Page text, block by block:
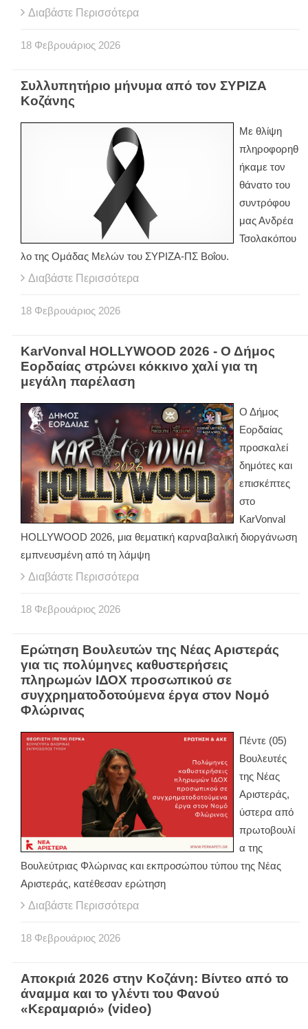
Διαβάστε Περισσότερα
18 Φεβρουάριος 2026
Συλλυπητήριο μήνυμα από τον ΣΥΡΙΖΑ
Κοζάνης
Με θλίψη
πληροφορηθ
ήκαμε τον
θάνατο του
συντρόφου
μας Ανδρέα
Τσολακόπου
λο της Ομάδας Μελών του ΣΥΡΙΖΑ-ΠΣ Βοΐου.
Διαβάστε Περισσότερα
18 Φεβρουάριος 2026
KarVonval HOLLYWOOD 2026 - Ο Δήμος
Εορδαίας στρώνει κόκκινο χαλί για τη
μεγάλη παρέλαση
Ο Δήμος
Εορδαίας
προσκαλεί
δημότες και
επισκέπτες
στο
KarVonval
HOLLYWOOD 2026, μια θεματική καρναβαλική διοργάνωση
εμπνευσμένη από τη λάμψη
Διαβάστε Περισσότερα
18 Φεβρουάριος 2026
Ερώτηση Βουλευτών της Νέας Αριστεράς
για τις πολύμηνες καθυστερήσεις
πληρωμών ΙΔΟΧ προσωπικού σε
συγχρηματοδοτούμενα έργα στον Νομό
Φλώρινας
Πέντε (05)
Βουλευτές
της Νέας
Αριστεράς,
ύστερα από
πρωτοβουλί
α της
Βουλεύτριας Φλώρινας και εκπροσώπου τύπου της Νέας
Αριστεράς, κατέθεσαν ερώτηση
Διαβάστε Περισσότερα
18 Φεβρουάριος 2026
Αποκριά 2026 στην Κοζάνη: Βίντεο από το
άναμμα και το γλέντι του Φανού
«Κεραμαριό» (video)